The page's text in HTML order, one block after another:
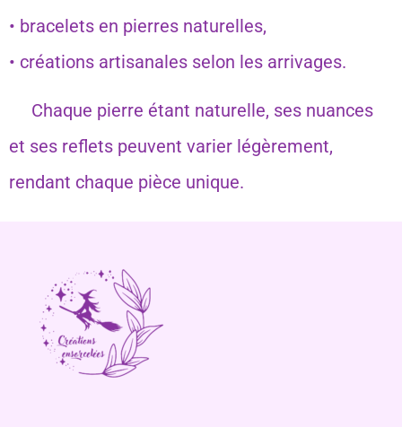
• bracelets en pierres naturelles,
• créations artisanales selon les arrivages.
Chaque pierre étant naturelle, ses nuances
et ses reflets peuvent varier légèrement,
rendant chaque pièce unique.